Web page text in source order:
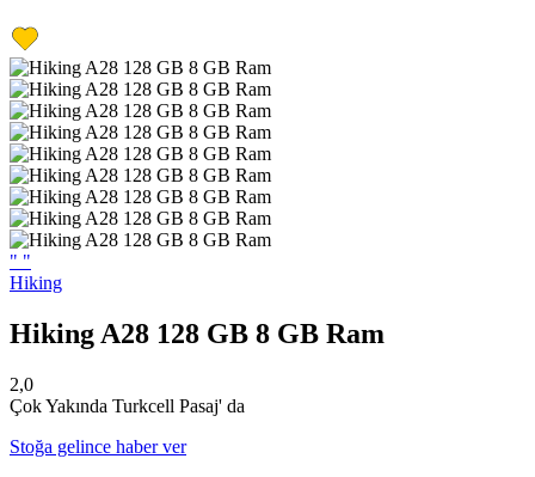
" "
Hiking
Hiking A28 128 GB 8 GB Ram
2,0
Çok Yakında Turkcell Pasaj' da
Stoğa gelince haber ver